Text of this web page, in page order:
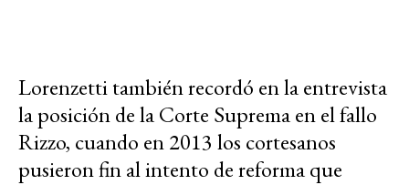
Lorenzetti también recordó en la entrevista
la posición de la Corte Suprema en el fallo
Rizzo, cuando en 2013 los cortesanos
pusieron fin al intento de reforma que